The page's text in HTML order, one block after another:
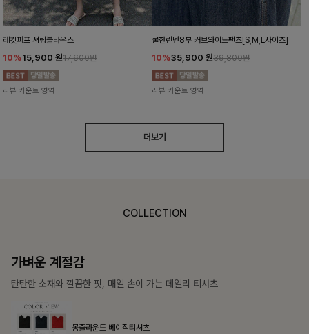
레킷퍼프 셔링블라우스
10%15,900 원17,600원
리뷰 카운트 영역
쿨한린넨8부 커브와이드팬츠[S,M,L사이즈]
10%35,900 원39,800원
리뷰 카운트 영역
더보기
COLLECTION
가장 쉬운 코디
특별한 날부터 일상까지 함께하는 룩